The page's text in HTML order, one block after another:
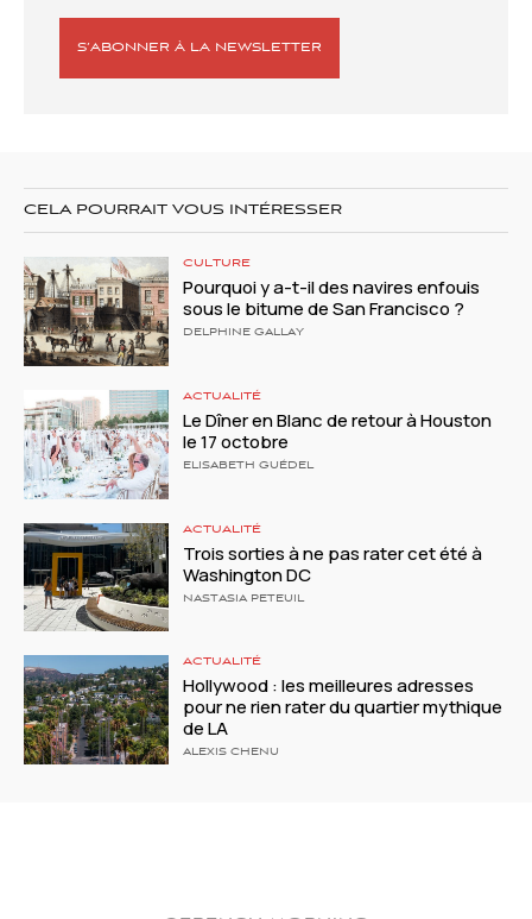
S’ABONNER À LA NEWSLETTER
CELA POURRAIT VOUS INTÉRESSER
CULTURE
Pourquoi y a-t-il des navires enfouis
sous le bitume de San Francisco ?
DELPHINE GALLAY
ACTUALITÉ
Le Dîner en Blanc de retour à Houston
le 17 octobre
ELISABETH GUÉDEL
ACTUALITÉ
Trois sorties à ne pas rater cet été à
Washington DC
NASTASIA PETEUIL
ACTUALITÉ
Hollywood : les meilleures adresses
pour ne rien rater du quartier mythique
de LA
ALEXIS CHENU